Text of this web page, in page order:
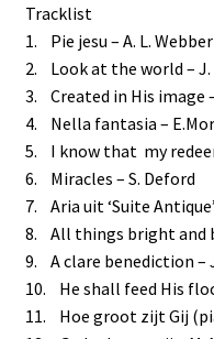
Tracklist
1. Pie jesu – A. L. Webber
2. Look at the world –
3. Created in His image
4. Nella fantasia –
5. I know that my
6. Miracles – S. Deford
7. Aria uit ‘Suite
8. All things bright and
9. A clare benediction –
10. He shall feed His
11. Hoe groot zijt Gij